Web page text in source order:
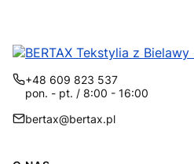
+48 609 823 537
pon. - pt. / 8:00 - 16:00
bertax@bertax.pl